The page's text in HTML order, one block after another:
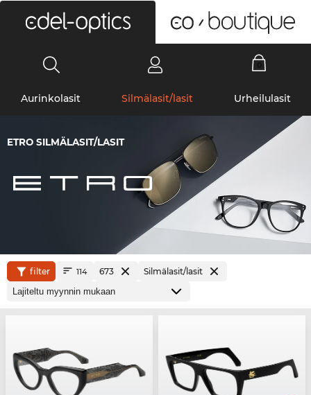
Aurinkolasit Silmälasit/lasit Urheilulasit
ETRO SILMÄLASIT/LASIT
filter 114 673 Silmälasit/lasit